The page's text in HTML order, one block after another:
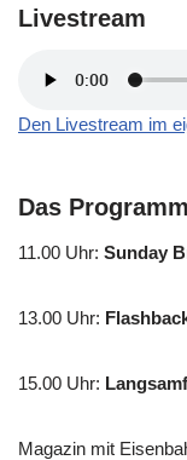
Livestream
Den Livestream im
Das
11.00 Uhr: Sunday
13.00 Uhr:
15.00 Uhr:
Magazin mit